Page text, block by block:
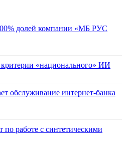
долей компании «МБ РУС
«национального» ИИ
обслуживание интернет-банка
по работе с синтетическими